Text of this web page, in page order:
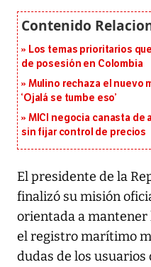
Los temas prioritarios
de posesión en Colombia
Mulino rechaza el nuevo
‘Ojalá se tumbe eso’
MICI negocia canasta de
sin fijar control de precios
El presidente de la
finalizó su misión
orientada a mantener
el registro marítimo
dudas de los usuarios